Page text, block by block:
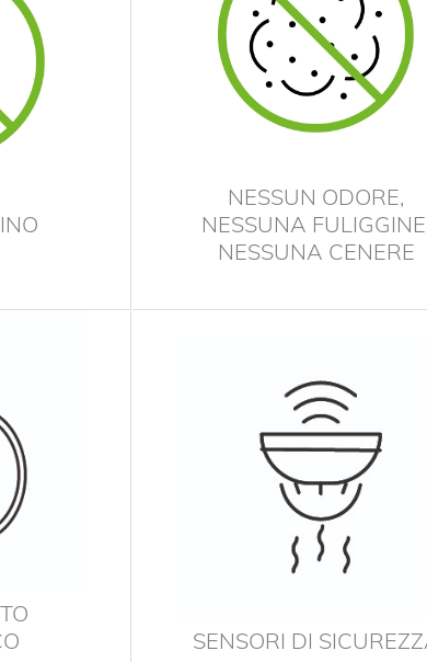
NESSUN ODORE,
NESSUNA
NESSUNA CENERE
SENSORI DI